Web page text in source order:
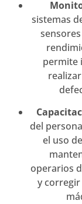
sistemas
permite
del
el uso
operarios
y